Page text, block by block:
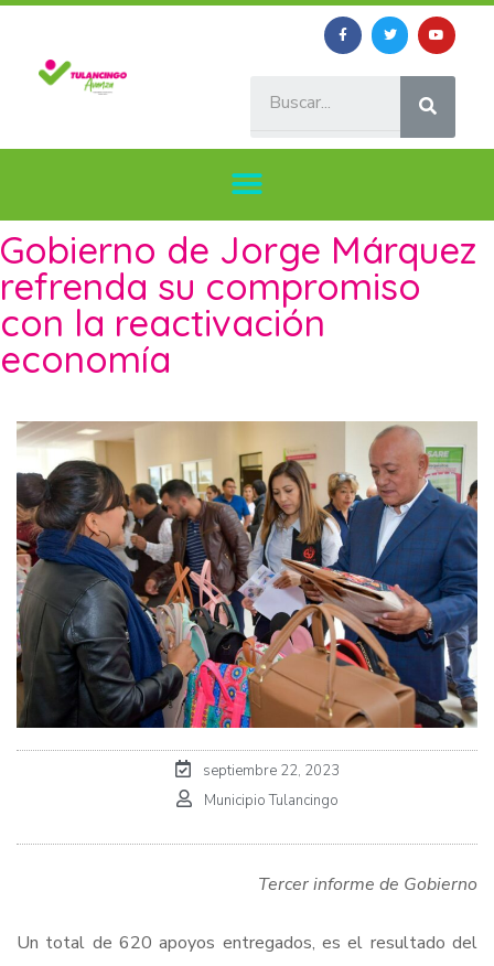
Gobierno de Jorge Márquez
refrenda su compromiso
con la reactivación
economía
septiembre 22, 2023
Municipio Tulancingo
Tercer informe de Gobierno
Un total de 620 apoyos entregados, es el resultado del